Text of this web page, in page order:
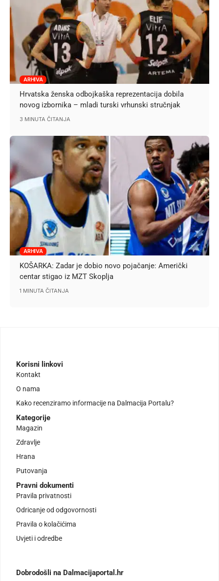
ARHIVA
Hrvatska ženska odbojkaška reprezentacija dobila
novog izbornika – mladi turski vrhunski stručnjak
3 MINUTA ČITANJA
ARHIVA
KOŠARKA: Zadar je dobio novo pojačanje: Američki
centar stigao iz MZT Skoplja
1 MINUTA ČITANJA
Korisni linkovi
Kontakt
O nama
Kako recenziramo informacije na Dalmacija Portalu?
Kategorije
Magazin
Zdravlje
Hrana
Putovanja
Pravni dokumenti
Pravila privatnosti
Odricanje od odgovornosti
Pravila o kolačićima
Uvjeti i odredbe
Dobrodošli na Dalmacijaportal.hr